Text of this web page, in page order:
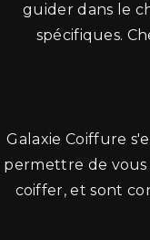
guider dans le
spécifiques.
Galaxie Coiffure
permettre de vous
coiffer, et sont